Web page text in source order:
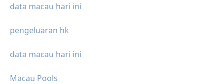
data macau hari ini
pengeluaran hk
data macau hari ini
Macau Pools